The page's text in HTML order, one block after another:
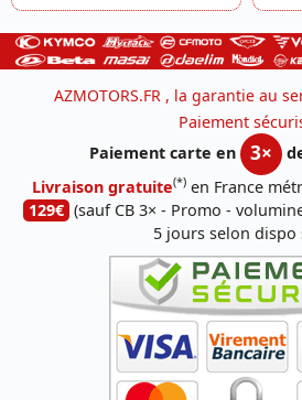
AZMOTORS.FR , la garantie au
Paiement
Paiement carte en
3×
Livraison gratuite(*) en France
129€ (sauf CB 3× - Promo -
5 jours selon dispo